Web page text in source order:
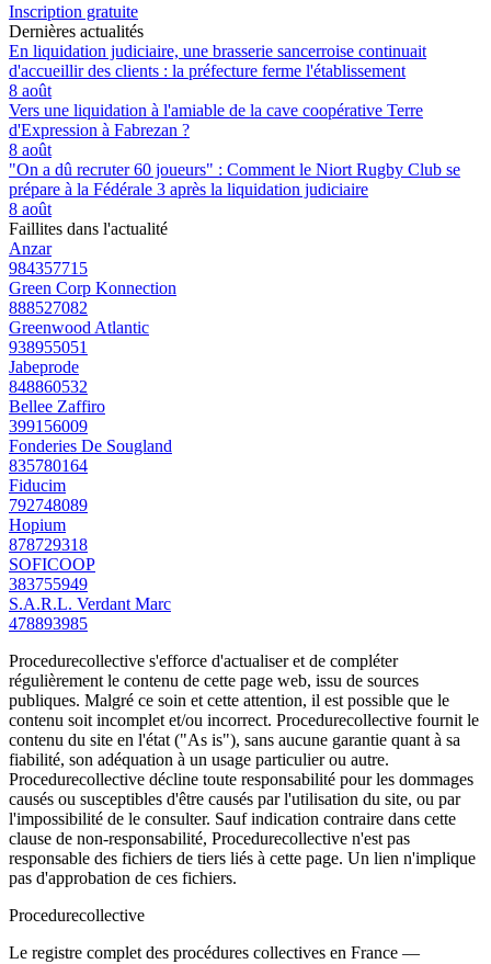
Inscription gratuite
Dernières actualités
En liquidation judiciaire, une brasserie sancerroise continuait
d'accueillir des clients : la préfecture ferme l'établissement
8 août
Vers une liquidation à l'amiable de la cave coopérative Terre
d'Expression à Fabrezan ?
8 août
"On a dû recruter 60 joueurs" : Comment le Niort Rugby Club se
prépare à la Fédérale 3 après la liquidation judiciaire
8 août
Faillites dans l'actualité
Anzar
984357715
Green Corp Konnection
888527082
Greenwood Atlantic
938955051
Jabeprode
848860532
Bellee Zaffiro
399156009
Fonderies De Sougland
835780164
Fiducim
792748089
Hopium
878729318
SOFICOOP
383755949
S.A.R.L. Verdant Marc
478893985
Procedurecollective s'efforce d'actualiser et de compléter
régulièrement le contenu de cette page web, issu de sources
publiques. Malgré ce soin et cette attention, il est possible que le
contenu soit incomplet et/ou incorrect. Procedurecollective fournit le
contenu du site en l'état ("As is"), sans aucune garantie quant à sa
fiabilité, son adéquation à un usage particulier ou autre.
Procedurecollective décline toute responsabilité pour les dommages
causés ou susceptibles d'être causés par l'utilisation du site, ou par
l'impossibilité de le consulter. Sauf indication contraire dans cette
clause de non-responsabilité, Procedurecollective n'est pas
responsable des fichiers de tiers liés à cette page. Un lien n'implique
pas d'approbation de ces fichiers.
Procedurecollective
Le registre complet des procédures collectives en France —